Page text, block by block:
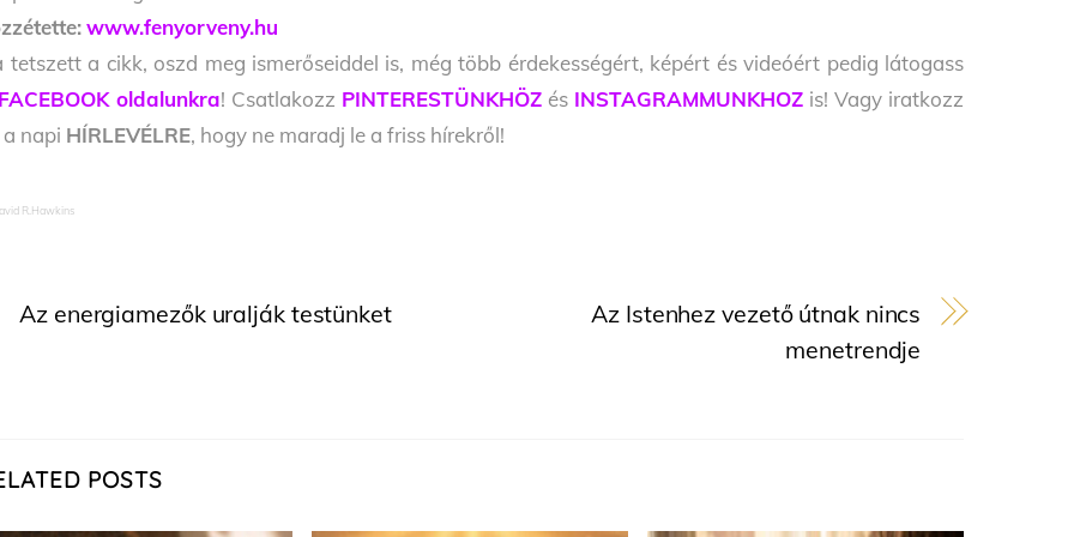
www.fenyorveny.hu
tetszett a cikk, oszd meg ismerőseiddel is, még több érdekességért, képért és videóért pedig látogass
oldalunkra! Csatlakozz PINTERESTÜNKHÖZ és INSTAGRAMMUNKHOZ is! Vagy iratkozz
napi HÍRLEVÉLRE, hogy ne maradj le a friss hírekről!
R.Hawkins
Az energiamezők uralják testünket
Az Istenhez vezető útnak nincs
menetrendje
POSTS